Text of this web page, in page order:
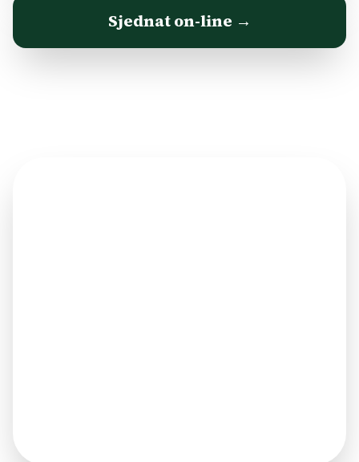
Sjednat on-line →